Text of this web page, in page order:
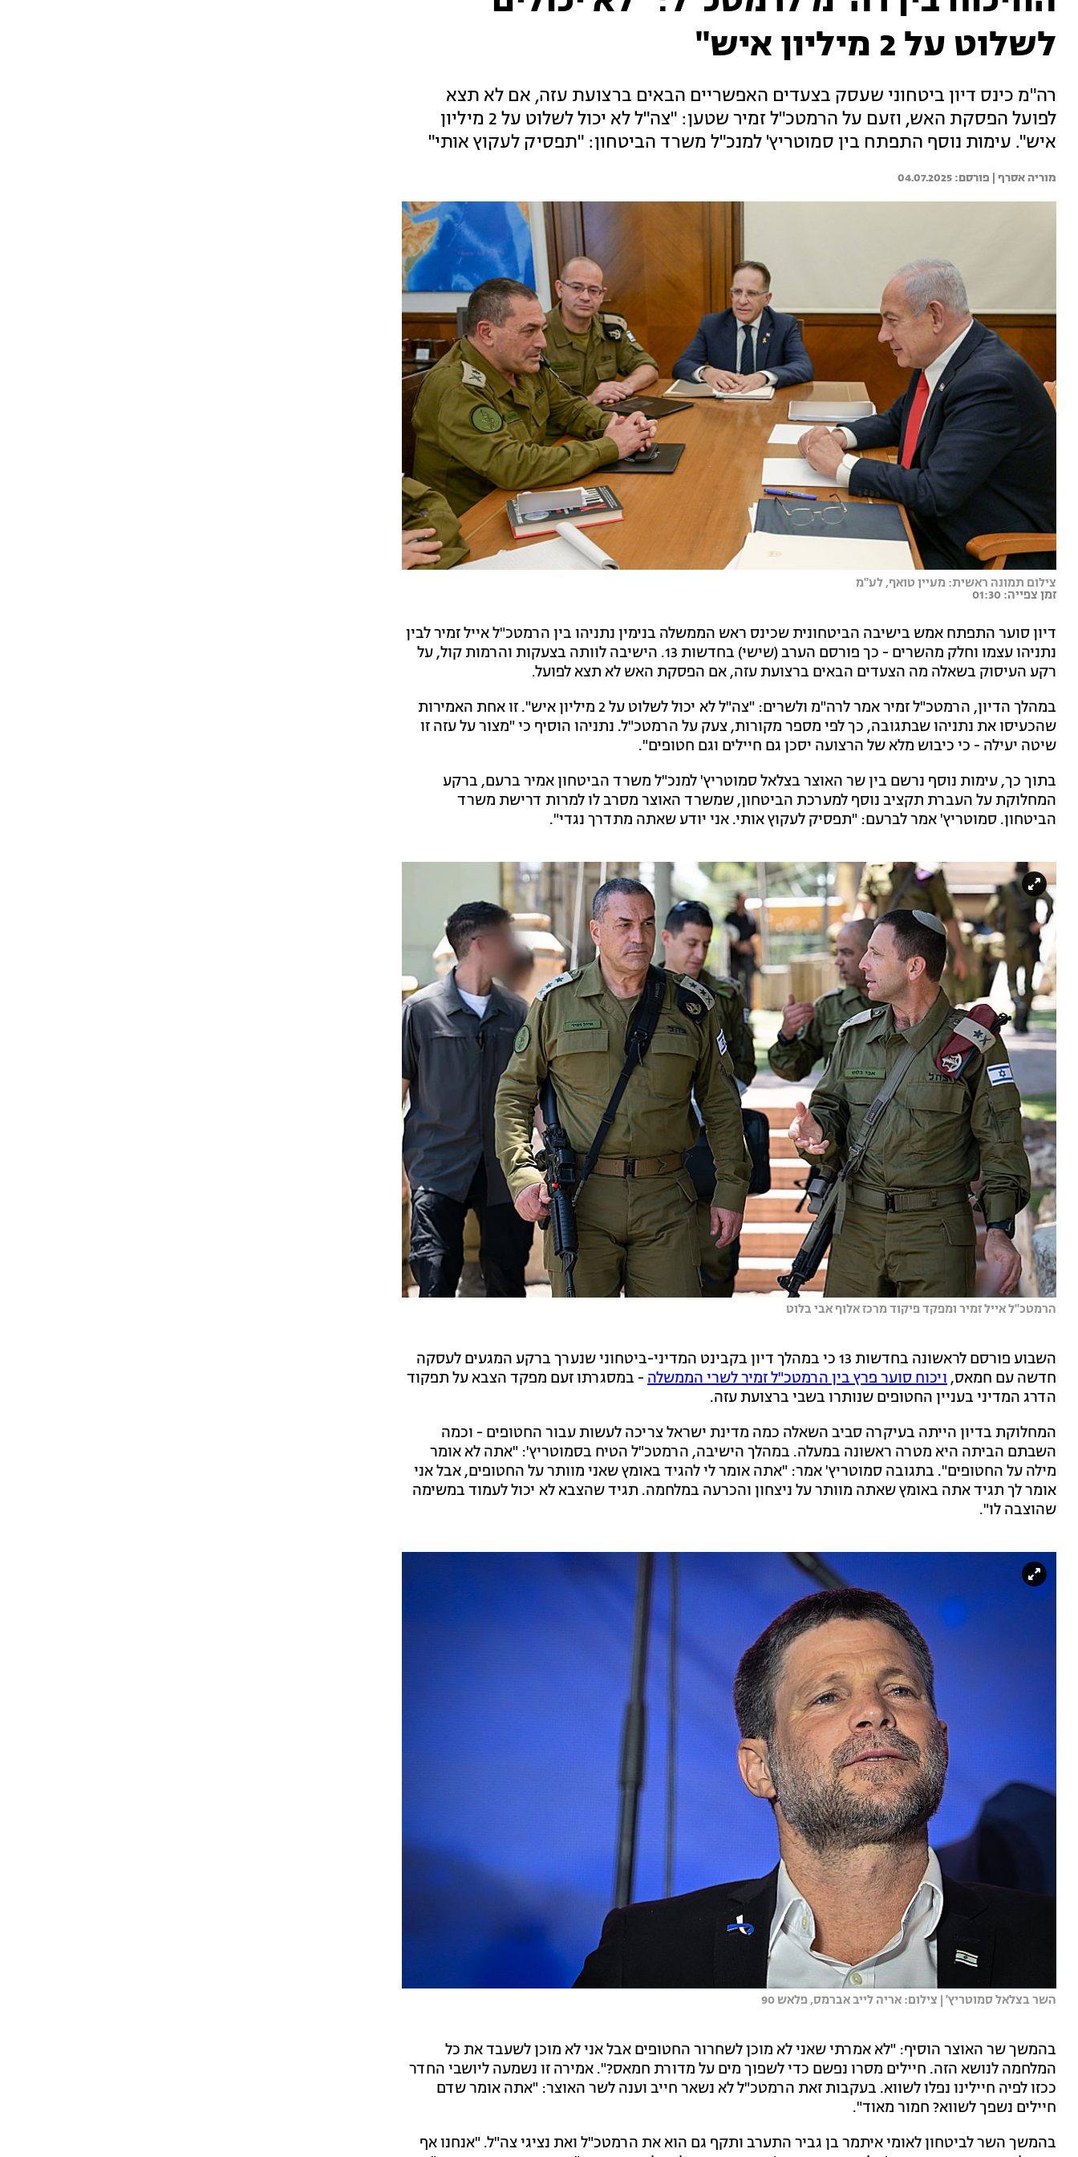
לשלוט על 2 מיליון איש"
רה"מ כינס דיון ביטחוני שעסק בצעדים האפשריים הבאים ברצועת עזה, אם לא תצא
לפועל הפסקת האש, וזעם על הרמטכ"ל זמיר שטען: "צה"ל לא יכול לשלוט על 2 מיליון
איש". עימות נוסף התפתח בין סמוטריץ' למנכ"ל משרד הביטחון: "תפסיק לעקוץ אותי"
מוריה אסרף | 04.07.2025
צילום תמונה ראשית: מעיין טואף, לע"מ
זמן צפייה: 01:30
דיון סוער התפתח אמש בישיבה הביטחונית שכינס ראש הממשלה בנימין נתניהו בין הרמטכ"ל אייל זמיר לבין
נתניהו עצמו וחלק מהשרים - כך פורסם הערב (שישי) בחדשות 13. הישיבה לוותה בצעקות והרמות קול, על
רקע העיסוק בשאלה מה הצעדים הבאים ברצועת עזה, אם הפסקת האש לא תצא לפועל.
במהלך הדיון, הרמטכ"ל זמיר אמר לרה"מ ולשרים: "צה"ל לא יכול לשלוט על 2 מיליון איש". זו אחת האמירות
שהכעיסו את נתניהו שבתגובה, כך לפי מספר מקורות, צעק על הרמטכ"ל. נתניהו הוסיף כי "מצור על עזה זו
שיטה יעילה - כי כיבוש מלא של הרצועה יסכן גם חיילים וגם חטופים".
בתוך כך, עימות נוסף נרשם בין שר האוצר בצלאל סמוטריץ' למנכ"ל משרד הביטחון אמיר ברעם, ברקע
המחלוקת על העברת תקציב נוסף למערכת הביטחון, שמשרד האוצר מסרב לו למרות דרישת משרד
הביטחון. סמוטריץ' אמר לברעם: "תפסיק לעקוץ אותי. אני יודע שאתה מתדרך נגדי".
הרמטכ"ל אייל זמיר ומפקד פיקוד מרכז אלוף אבי בלוט
השבוע פורסם לראשונה בחדשות 13 כי במהלך דיון בקבינט המדיני-ביטחוני שנערך ברקע המגעים לעסקה
חדשה עם חמאס,ויכוח סוער פרץ בין הרמטכ"ל זמיר לשרי הממשלה - במסגרתו זעם מפקד הצבא על תפקוד
הדרג המדיני בעניין החטופים שנותרו בשבי ברצועת עזה.
המחלוקת בדיון הייתה בעיקרה סביב השאלה כמה מדינת ישראל צריכה לעשות עבור החטופים - וכמה
השבתם הביתה היא מטרה ראשונה במעלה. במהלך הישיבה, הרמטכ"ל הטיח בסמוטריץ': "אתה לא אומר
מילה על החטופים". בתגובה סמוטריץ' אמר: "אתה אומר לי להגיד באומץ שאני מוותר על החטופים, אבל אני
אומר לך תגיד אתה באומץ שאתה מוותר על ניצחון והכרעה במלחמה. תגיד שהצבא לא יכול לעמוד במשימה
שהוצבה לו".
השר בצלאל סמוטריץ' | צילום: אריה לייב אברמס, פלאש 90
בהמשך שר האוצר הוסיף: "לא אמרתי שאני לא מוכן לשחרור החטופים אבל אני לא מוכן לשעבד את כל
המלחמה לנושא הזה. חיילים מסרו נפשם כדי לשפוך מים על מדורת חמאס?". אמירה זו נשמעה ליושבי החדר
ככזו לפיה חיילינו נפלו לשווא. בעקבות זאת הרמטכ"ל לא נשאר חייב וענה לשר האוצר: "אתה אומר שדם
חיילים נשפך לשווא? חמור מאוד".
בהמשך השר לביטחון לאומי איתמר בן גביר התערב ותקף גם הוא את הרמטכ"ל ואת נציגי צה"ל. "אנחנו אף